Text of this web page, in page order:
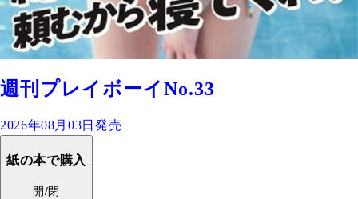
週刊プレイボーイNo.33
2026年08月03日発売
紙の本で購入
開/閉